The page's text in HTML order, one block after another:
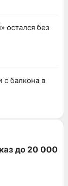
остался без
балкона в
до 20 000